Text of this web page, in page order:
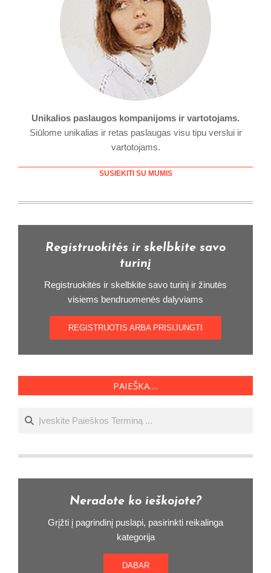
Unikalios paslaugos kompanijoms ir vartotojams.
Siūlome unikalias ir retas paslaugas visu tipu verslui ir
vartotojams.
SUSIEKITI SU MUMIS
Registruokitės ir skelbkite savo
turinį
Registruokitės ir skelbkite savo turinį ir žinutės
visiems bendruomenės dalyviams
REGISTRUOTIS ARBA PRISIJUNGTI
PAIEŠKA….
Ieškoti
Neradote ko ieškojote?
Grįžti į pagrindinį puslapi, pasirinkti reikalinga
kategorija
DABAR